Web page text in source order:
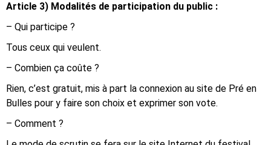
Article 3) Modalités de participation du public :
– Qui participe ?
Tous ceux qui veulent.
– Combien ça coûte ?
Rien, c’est gratuit, mis à part la connexion au site de Pré en
Bulles pour y faire son choix et exprimer son vote.
– Comment ?